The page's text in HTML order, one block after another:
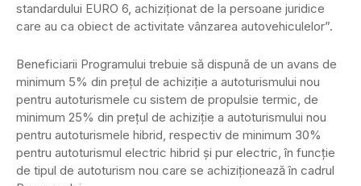
standardului EURO 6, achiziţionat de la persoane juridice
care au ca obiect de activitate vânzarea autovehiculelor”.
Beneficiarii Programului trebuie să dispună de un avans de
minimum 5% din preţul de achiziţie a autoturismului nou
pentru autoturismele cu sistem de propulsie termic, de
minimum 25% din preţul de achiziţie a autoturismului nou
pentru autoturismele hibrid, respectiv de minimum 30%
pentru autoturismul electric hibrid şi pur electric, în funcţie
de tipul de autoturism nou care se achiziţionează în cadrul